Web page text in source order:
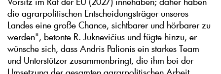
die agrarpolitischen Entscheidungsträger unseres
Landes eine große Chance, sichtbarer und hörbarer zu
werden", betonte R. Juknevičius und fügte hinzu, er
wünsche sich, dass Andris Palionis ein starkes Team
und Unterstützer zusammenbringt, die ihm bei der